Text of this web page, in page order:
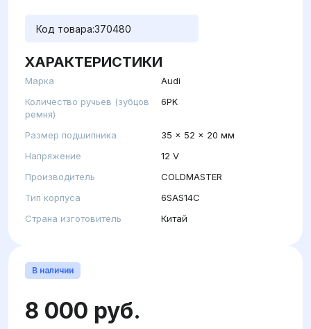
Код товара:370480
ХАРАКТЕРИСТИКИ
Марка
Audi
Количество ручьев (зубцов
ремня)
6PK
Размер подшипника
35 x 52 x 20 мм
Напряжение
12 V
Производитель
COLDMASTER
Тип корпуса
6SAS14C
Страна изготовитель
Китай
В наличии
8 000 руб.